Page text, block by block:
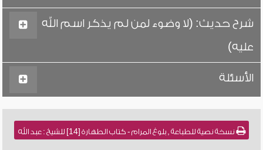
شرح حديث: (لا وضوء لمن لم يذكر اسم الله
عليه)
الأسئلة
نسخة نصية للطباعة , بلوغ المرام - كتاب الطهارة [14] للشيخ : عبد الله